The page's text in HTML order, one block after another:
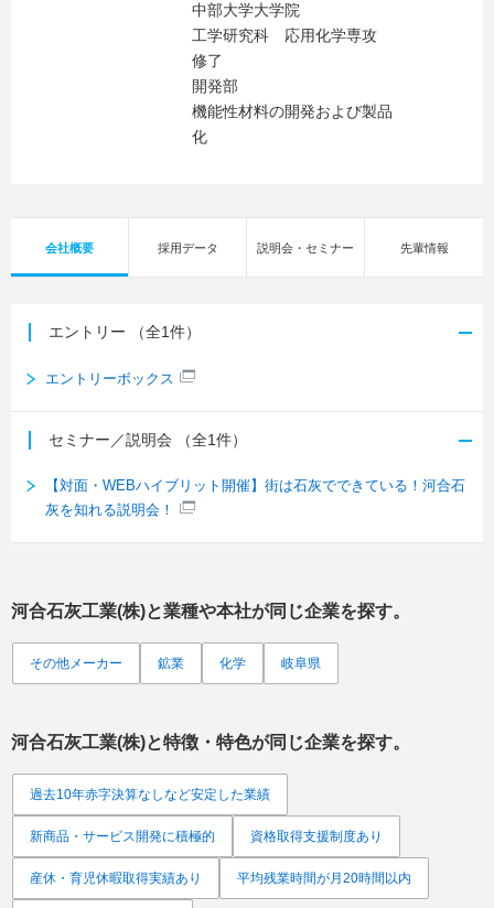
中部大学大学院
工学研究科 応用化学専攻
修了
開発部
機能性材料の開発および製品
化
会社概要 採用データ 説明会・セミナー 先輩情報
エントリー （全1件）
エントリーボックス
セミナー／説明会 （全1件）
【対面・WEBハイブリット開催】街は石灰でできている！河合石
灰を知れる説明会！
河合石灰工業(株)と業種や本社が同じ企業を探す。
その他メーカー 鉱業 化学 岐阜県
河合石灰工業(株)と特徴・特色が同じ企業を探す。
過去10年赤字決算なしなど安定した業績
新商品・サービス開発に積極的 資格取得支援制度あり
産休・育児休暇取得実績あり 平均残業時間が月20時間以内